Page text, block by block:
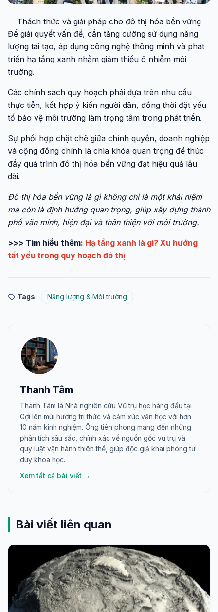
Thách thức và giải pháp cho đô thị hóa bền vững
Để giải quyết vấn đề, cần tăng cường sử dụng năng
lượng tái tạo, áp dụng công nghệ thông minh và phát
triển hạ tầng xanh nhằm giảm thiểu ô nhiễm môi
trường.
Các chính sách quy hoạch phải dựa trên nhu cầu
thực tiễn, kết hợp ý kiến người dân, đồng thời đặt yếu
tố bảo vệ môi trường làm trọng tâm trong phát triển.
Sự phối hợp chặt chẽ giữa chính quyền, doanh nghiệp
và cộng đồng chính là chìa khóa quan trọng để thúc
đẩy quá trình đô thị hóa bền vững đạt hiệu quả lâu
dài.
Đô thị hóa bền vững là gì không chỉ là một khái niệm
mà còn là định hướng quan trọng, giúp xây dựng thành
phố văn minh, hiện đại và thân thiện với môi trường.
>>> Tìm hiểu thêm: Hạ tầng xanh là gì? Xu hướng
tất yếu trong quy hoạch đô thị
Tags: Năng lượng & Môi trường
Thanh Tâm
Thanh Tâm là Nhà nghiên cứu Vũ trụ học hàng đầu tại
Gợi lên mùi hương tri thức và cảm xúc văn học với hơn
10 năm kinh nghiệm. Ông tiên phong mang đến những
phân tích sâu sắc, chính xác về nguồn gốc vũ trụ và
quy luật vận hành thiên thể, giúp độc giả khai phóng tư
duy khoa học.
Xem tất cả bài viết →
Bài viết liên quan